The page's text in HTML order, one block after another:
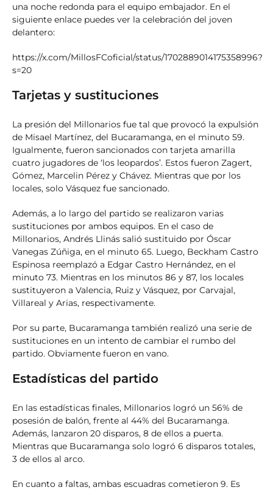
una noche redonda para el equipo embajador. En el
siguiente enlace puedes ver la celebración del joven
delantero:
https://x.com/MillosFCoficial/status/1702889014175358996?
s=20
Tarjetas y sustituciones
La presión del Millonarios fue tal que provocó la expulsión
de Misael Martínez, del Bucaramanga, en el minuto 59.
Igualmente, fueron sancionados con tarjeta amarilla
cuatro jugadores de ‘los leopardos’. Estos fueron Zagert,
Gómez, Marcelin Pérez y Chávez. Mientras que por los
locales, solo Vásquez fue sancionado.
Además, a lo largo del partido se realizaron varias
sustituciones por ambos equipos. En el caso de
Millonarios, Andrés Llinás salió sustituido por Óscar
Vanegas Zúñiga, en el minuto 65. Luego, Beckham Castro
Espinosa reemplazó a Edgar Castro Hernández, en el
minuto 73. Mientras en los minutos 86 y 87, los locales
sustituyeron a Valencia, Ruiz y Vásquez, por Carvajal,
Villareal y Arias, respectivamente.
Por su parte, Bucaramanga también realizó una serie de
sustituciones en un intento de cambiar el rumbo del
partido. Obviamente fueron en vano.
Estadísticas del partido
En las estadísticas finales, Millonarios logró un 56% de
posesión de balón, frente al 44% del Bucaramanga.
Además, lanzaron 20 disparos, 8 de ellos a puerta.
Mientras que Bucaramanga solo logró 6 disparos totales,
3 de ellos al arco.
En cuanto a faltas, ambas escuadras cometieron 9. Es